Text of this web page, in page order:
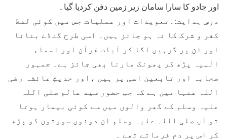
اور جادو کا سارا سامان زیر زمین دفن کردیا گیا۔
درسِ ہدایت:۔تعویذات اور عملیات جس میں کوئی لفظ
کفر و شرک کا نہ ہو جائز ہیں۔ اسی طرح گنڈے بنانا
اور ان پر گرہیں لگا کر آیات قرآن اور اسماء
الٰہیہ پڑھ کر پھونک مارنا بھی جائز ہے۔ جمہور
صحابہ اور تابعین اسی پر ہیں ،اور حدیثِ عائشہ رضی
اللہ عنہا میں ہے کہ جب حضور سید عالم صلی اللہ
علیہ وسلم کے گھر والوں میں سے کوئی بیمار ہوتا
تو آپ صلی اللہ علیہ وسلم ان دونوں سورتوں کو پڑھ
کر اس پر دم فرماتے تھے ۔